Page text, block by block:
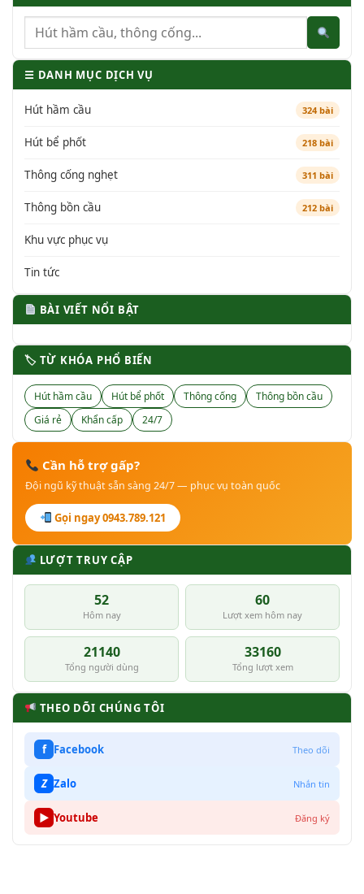
☰ DANH MỤC DỊCH VỤ
Hút hầm cầu 324 bài
Hút bể phốt 218 bài
Thông cống nghẹt 311 bài
Thông bồn cầu 212 bài
Khu vực phục vụ
Tin tức
BÀI VIẾT NỔI BẬT
🏷 TỪ KHÓA PHỔ BIẾN
Hút hầm cầu Hút bể phốt Thông cống
Thông bồn cầu
Giá rẻ
Khẩn cấp 24/7
Cần hỗ trợ gấp?
Đội ngũ kỹ thuật sẵn sàng 24/7 — phục vụ toàn quốc
Gọi ngay 0943.789.121
LƯỢT TRUY CẬP
52
Hôm nay
60
Lượt xem hôm nay
21140
Tổng người dùng
33160
Tổng lượt xem
THEO DÕI CHÚNG TÔI
f Facebook Theo dõi
Z Zalo Nhắn tin
▶ Youtube Đăng ký